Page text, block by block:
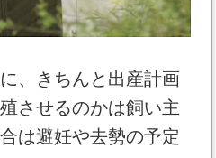
、きちんと出産計画
させるのかは飼い主
は避妊や去勢の予定